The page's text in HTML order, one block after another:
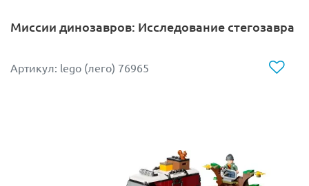
Миссии динозавров: Исследование стегозавра
Артикул: lego (лего) 76965